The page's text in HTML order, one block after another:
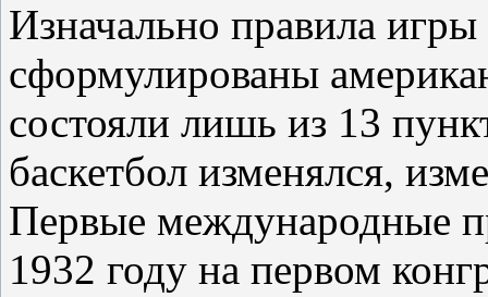
Изначально правила
сформулированы
состояли лишь из 13
баскетбол изменялся,
Первые международные
1932 году на первом